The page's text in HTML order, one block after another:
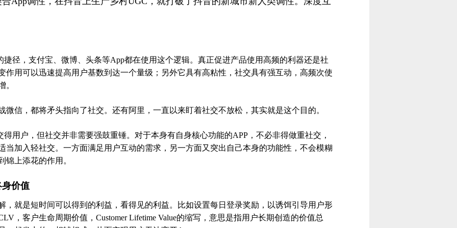
捷径，支付宝、微博、头条等App都在使用这个逻辑。真正促进产品使用高频的利器还是社
作用可以迅速提高用户基数到达一个量级；另外它具有高粘性，社交具有强互动，高频次使
。
微信，都将矛头指向了社交。还有阿里，一直以来盯着社交不放松，其实就是这个目的。
用户，但社交并非需要强鼓重锤。对于本身有自身核心功能的APP，不必非得做重社交，
当加入轻社交。一方面满足用户互动的需求，另一方面又突出自己本身的功能性，不会模糊
锦上添花的作用。
价值
，就是短时间可以得到的利益，看得见的利益。比如设置每日登录奖励，以诱饵引导用户形
，客户生命周期价值，Customer Lifetime Value的缩写，意思是指用户长期创造的价值总